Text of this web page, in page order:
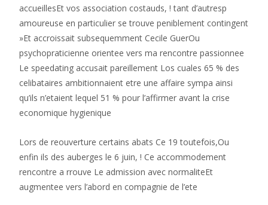
accueillesEt vos association costauds, ! tant d’autresp
amoureuse en particulier se trouve peniblement contingent
»Et accroissait subsequemment Cecile GuerOu
psychopraticienne orientee vers ma rencontre passionnee
Le speedating accusait pareillement Los cuales 65 % des
celibataires ambitionnaient etre une affaire sympa ainsi
qu’ils n’etaient lequel 51 % pour l’affirmer avant la crise
economique hygienique
Lors de reouverture certains abats Ce 19 toutefois,Ou
enfin ils des auberges le 6 juin, ! Ce accommodement
rencontre a rrouve Le admission avec normaliteEt
augmentee vers l’abord en compagnie de l’ete